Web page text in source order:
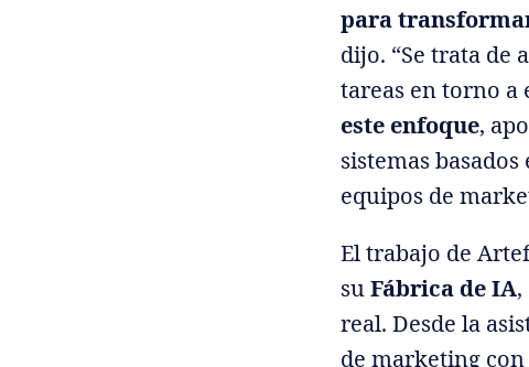
para
dijo. “Se trata de
tareas en torno a
este enfoque,
sistemas
equipos de
El trabajo de
suFábrica de IA
real. Desde la
de marketing